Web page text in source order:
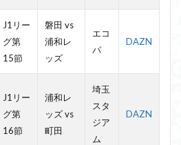
J1リー
グ第
15節
磐田 vs
浦和レ
ッズ
エコ
パ
DAZN
J1リー
グ第
16節
浦和レ
ッズ vs
町田
埼玉
スタ
ジア
ム
DAZN